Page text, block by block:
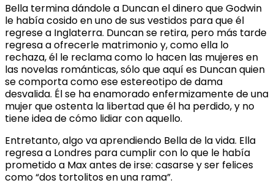
Bella termina dándole a Duncan el dinero que Godwin
le había cosido en uno de sus vestidos para que él
regrese a Inglaterra. Duncan se retira, pero más tarde
regresa a ofrecerle matrimonio y, como ella lo
rechaza, él le reclama como lo hacen las mujeres en
las novelas románticas, sólo que aquí es Duncan quien
se comporta como ese estereotipo de dama
desvalida. Él se ha enamorado enfermizamente de una
mujer que ostenta la libertad que él ha perdido, y no
tiene idea de cómo lidiar con aquello.
Entretanto, algo va aprendiendo Bella de la vida. Ella
regresa a Londres para cumplir con lo que le había
prometido a Max antes de irse: casarse y ser felices
como “dos tortolitos en una rama”.